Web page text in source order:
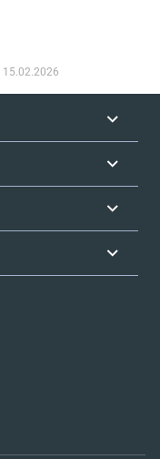
15.02.2026